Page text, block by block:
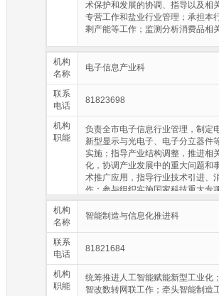
术保护和发展的协调、指导以及相
专营工作和盐业行业管理；承担本
剩产能等工作；监测分析消费品相
机构
名称
电子信息产业科
联系
电话
81823698
机构
职能
负责全市电子信息行业管理，制定
新型显示与光电子、电子分立器件
实施；指导产业结构调整，推进相
化，协调产业发展中的重大问题和
术推广应用，指导行业技术引进、
作；参与组织实施国家科技重大专
跟踪推进信息产业重大项目建设；
的开发与生产，协调推进智能卡产
动行业统计体系建设；推动超宽、
机构
名称
智能制造与信息化推进科
联系
电话
81821684
机构
职能
统筹推进人工智能赋能新型工业化
智改数转网联工作；牵头智能制造